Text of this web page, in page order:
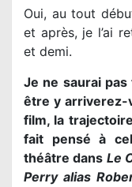
Oui, au tout
et après, je l’ai
et demi.
Je ne saurai
être y arriverez-
film, la
fait pensé à
théâtre dans Le
Perry alias